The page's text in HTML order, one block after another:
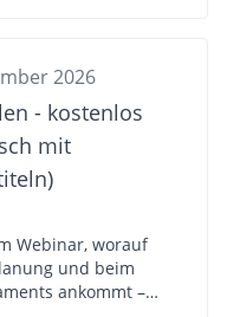
par l'expert
Dr. iur.
pour le service
Etablissement d'un
de testament
vos questions en
2026
- kostenlos
mit
Webinar, worauf
und beim
ankommt –